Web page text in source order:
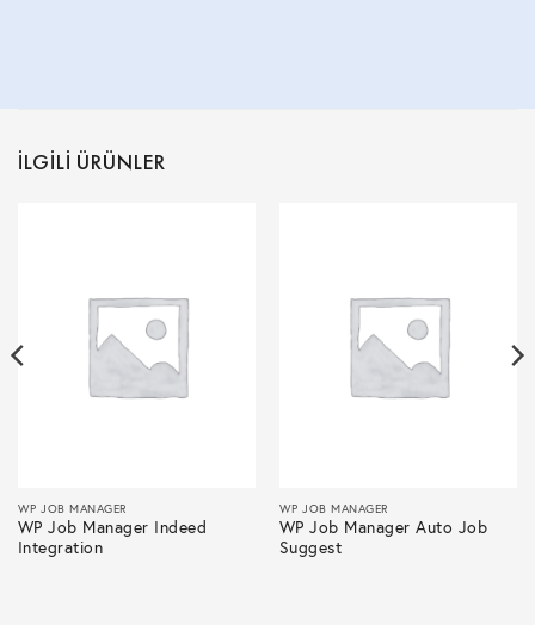
İLGILI ÜRÜNLER
WP JOB MANAGER
WP Job Manager Indeed
Integration
WP JOB MANAGER
WP Job Manager Auto Job
Suggest